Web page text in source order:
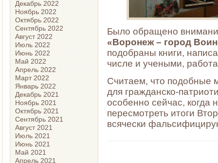
Декабрь 2022
Ноябрь 2022
Октябрь 2022
Сентябрь 2022
Август 2022
Июль 2022
Июнь 2022
Май 2022
Апрель 2022
Март 2022
Январь 2022
Декабрь 2021
Ноябрь 2021
Октябрь 2021
Сентябрь 2021
Август 2021
Июль 2021
Июнь 2021
Май 2021
Апрель 2021
Было обращено
«Воронеж – город
подобраны книги,
числе и учеными,
Считаем, что подобные
для гражданско-
особенно сейчас, когда
пересмотреть итоги
всячески